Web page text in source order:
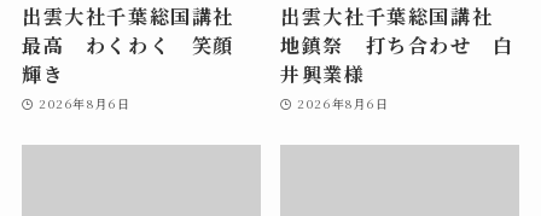
出雲大社千葉総国講社
最高 わくわく 笑顔
輝き
2026年8月6日
出雲大社千葉総国講社
地鎮祭 打ち合わせ 白
井興業様
2026年8月6日